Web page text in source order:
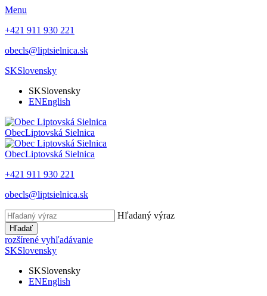
Menu
+421 911 930 221
obecls@liptsielnica.sk
SKSlovensky
SKSlovensky
ENEnglish
ObecLiptovská Sielnica
ObecLiptovská Sielnica
+421 911 930 221
obecls@liptsielnica.sk
Hľadaný výraz
Hľadať
rozšírené vyhľadávanie
SKSlovensky
SKSlovensky
ENEnglish